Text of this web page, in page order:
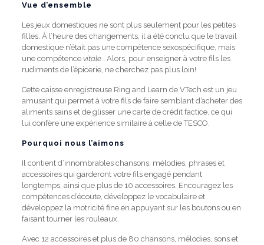
Vue d’ensemble
Les jeux domestiques ne sont plus seulement pour les petites
filles. À l’heure des changements, il a été conclu que le travail
domestique n’était pas une compétence sexospécifique, mais
une compétence vitale. Alors, pour enseigner à votre fils les
rudiments de l’épicerie, ne cherchez pas plus loin!
Cette caisse enregistreuse Ring and Learn de VTech est un jeu
amusant qui permet à votre fils de faire semblant d’acheter des
aliments sains et de glisser une carte de crédit factice, ce qui
lui confère une expérience similaire à celle de TESCO.
Pourquoi nous l’aimons
Il contient d’innombrables chansons, mélodies, phrases et
accessoires qui garderont votre fils engagé pendant
longtemps, ainsi que plus de 10 accessoires. Encouragez les
compétences d’écoute, développez le vocabulaire et
développez la motricité fine en appuyant sur les boutons ou en
faisant tourner les rouleaux.
Avec 12 accessoires et plus de 80 chansons, mélodies, sons et